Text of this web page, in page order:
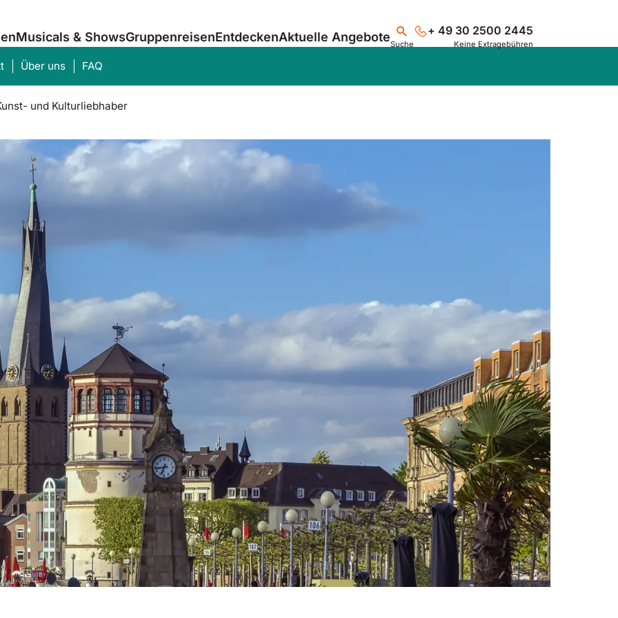
Musicals & ShowsGruppenreisenEntdeckenAktuelle Angebote
Über uns FAQ
Suche
+ 49 30 2500 2445
Keine Extragebühren
und Kulturliebhaber